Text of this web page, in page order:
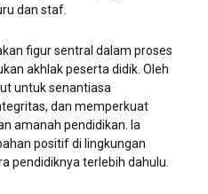
dan staf.
figur sentral dalam proses
akhlak peserta didik. Oleh
untuk senantiasa
dan memperkuat
amanah pendidikan. Ia
positif di lingkungan
pendidiknya terlebih dahulu.